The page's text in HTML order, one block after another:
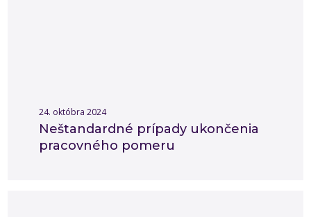
24. októbra 2024
Neštandardné prípady ukončenia
pracovného pomeru